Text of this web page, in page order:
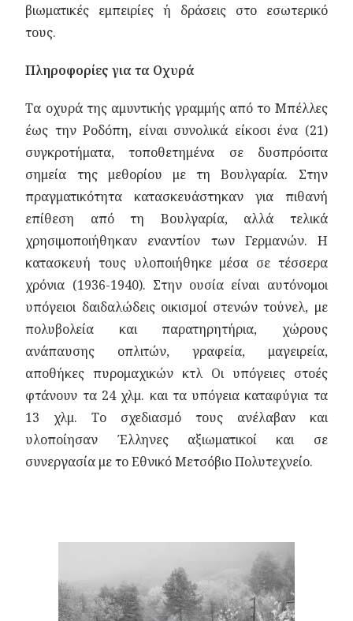
βιωματικές εμπειρίες ή δράσεις στο εσωτερικό
τους.
Πληροφορίες για τα Οχυρά
Τα οχυρά της αμυντικής γραμμής από το Μπέλλες
έως την Ροδόπη, είναι συνολικά είκοσι ένα (21)
συγκροτήματα, τοποθετημένα σε δυσπρόσιτα
σημεία της μεθορίου με τη Βουλγαρία. Στην
πραγματικότητα κατασκευάστηκαν για πιθανή
επίθεση από τη Βουλγαρία, αλλά τελικά
χρησιμοποιήθηκαν εναντίον των Γερμανών. Η
κατασκευή τους υλοποιήθηκε μέσα σε τέσσερα
χρόνια (1936-1940). Στην ουσία είναι αυτόνομοι
υπόγειοι δαιδαλώδεις οικισμοί στενών τούνελ, με
πολυβολεία και παρατηρητήρια, χώρους
ανάπαυσης οπλιτών, γραφεία, μαγειρεία,
αποθήκες πυρομαχικών κτλ Οι υπόγειες στοές
φτάνουν τα 24 χλμ. και τα υπόγεια καταφύγια τα
13 χλμ. Το σχεδιασμό τους ανέλαβαν και
υλοποίησαν Έλληνες αξιωματικοί και σε
συνεργασία με το Εθνικό Μετσόβιο Πολυτεχνείο.